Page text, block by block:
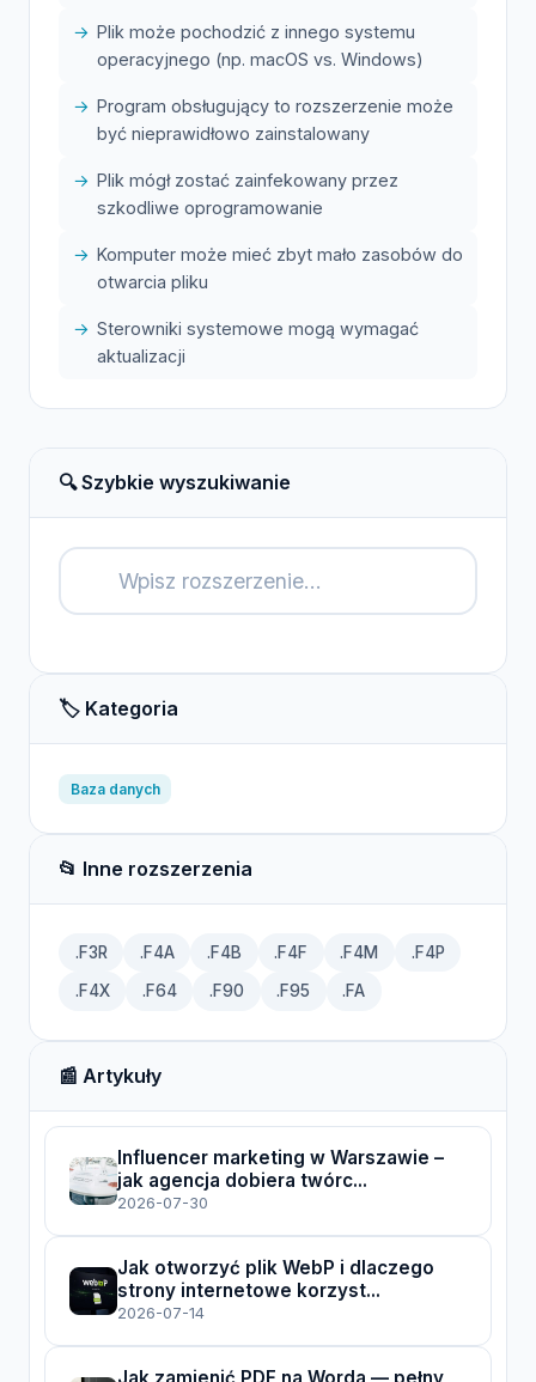
Plik może pochodzić z innego systemu
operacyjnego (np. macOS vs. Windows)
Program obsługujący to rozszerzenie może
być nieprawidłowo zainstalowany
Plik mógł zostać zainfekowany przez
szkodliwe oprogramowanie
Komputer może mieć zbyt mało zasobów do
otwarcia pliku
Sterowniki systemowe mogą wymagać
aktualizacji
🔍 Szybkie wyszukiwanie
🏷️ Kategoria
Baza danych
📂 Inne rozszerzenia
.F3R .F4A .F4B .F4F .F4M .F4P
.F4X .F64 .F90 .F95 .FA
📰 Artykuły
Influencer marketing w Warszawie –
jak agencja dobiera twórc...
2026-07-30
Jak otworzyć plik WebP i dlaczego
strony internetowe korzyst...
2026-07-14
Jak zamienić PDF na Worda — pełny